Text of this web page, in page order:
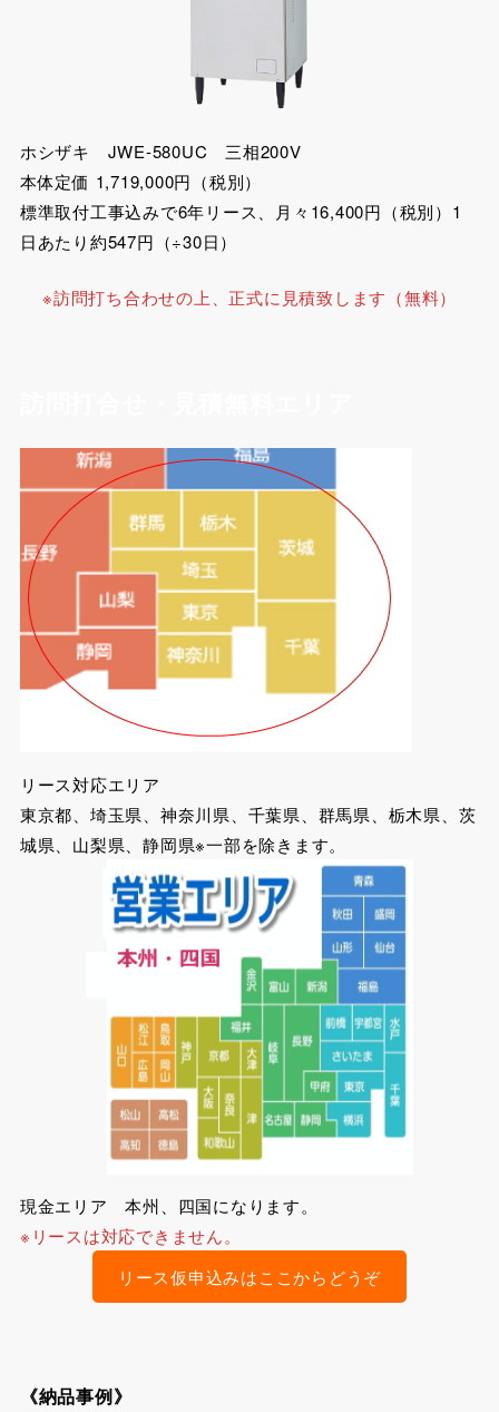
ホシザキ JWE-580UC 三相200V
本体定価 1,719,000円（税別）
標準取付工事込みで6年リース、月々16,400円（税別）1
日あたり約547円（÷30日）
※訪問打ち合わせの上、正式に見積致します（無料）
リース対応エリア
東京都、埼玉県、神奈川県、千葉県、群馬県、栃木県、茨
城県、山梨県、静岡県※一部を除きます。
現金エリア 本州、四国になります。
※リースは対応できません。
リース仮申込みはここからどうぞ
《納品事例》